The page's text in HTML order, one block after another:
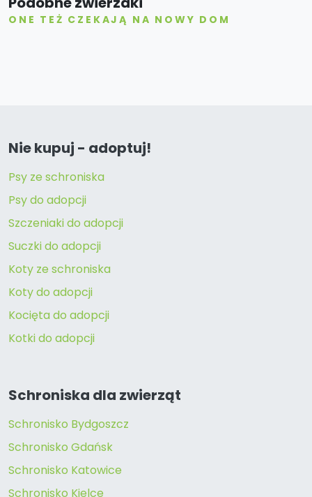
ONE TEŻ CZEKAJĄ NA NOWY DOM
Nie kupuj - adoptuj!
Psy ze schroniska
Psy do adopcji
Szczeniaki do adopcji
Suczki do adopcji
Koty ze schroniska
Koty do adopcji
Kocięta do adopcji
Kotki do adopcji
Schroniska dla zwierząt
Schronisko Bydgoszcz
Schronisko Gdańsk
Schronisko Katowice
Schronisko Kielce